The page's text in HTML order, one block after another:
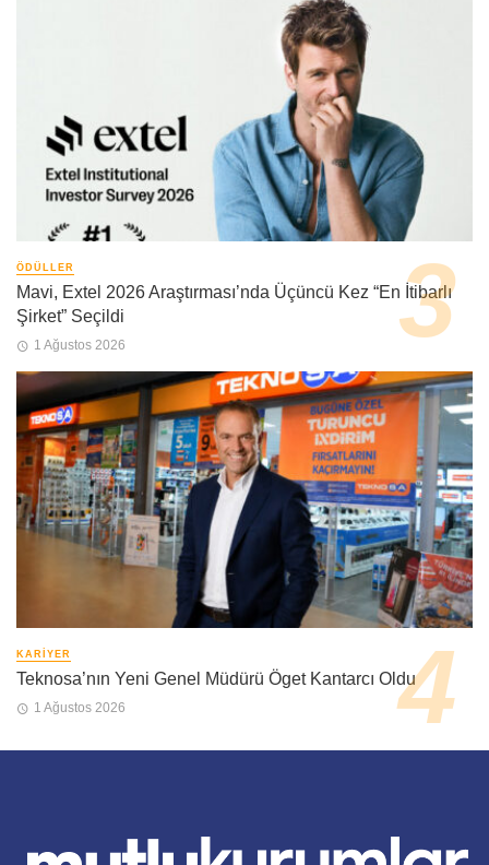
ÖDÜLLER
Mavi, Extel 2026 Araştırması’nda Üçüncü Kez “En İtibarlı
Şirket” Seçildi
1 Ağustos 2026
KARIYER
Teknosa’nın Yeni Genel Müdürü Öget Kantarcı Oldu
1 Ağustos 2026